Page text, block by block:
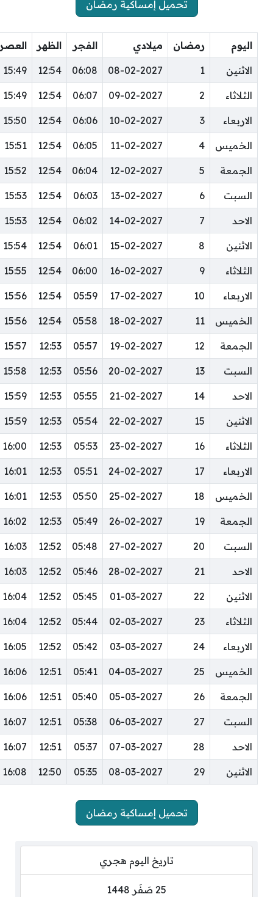
تحميل إمساكية رمضان
اليوم رمضان ميلادي الفجر الظهر العصر
الاثنين 1
08-02-2027
06:08
12:54
15:49
الثلاثاء 2
09-02-2027
06:07
12:54
15:49
الاربعاء 3
10-02-2027
06:06
12:54
15:50
الخميس 4
11-02-2027
06:05
12:54
15:51
الجمعة 5
12-02-2027
06:04
12:54
15:52
السبت 6
13-02-2027
06:03
12:54
15:53
الاحد 7
14-02-2027
06:02
12:54
15:53
الاثنين 8
15-02-2027
06:01
12:54
15:54
الثلاثاء 9
16-02-2027
06:00
12:54
15:55
الاربعاء 10
17-02-2027
05:59
12:54
15:56
الخميس 11
18-02-2027
05:58
12:54
15:56
الجمعة 12
19-02-2027
05:57
12:53
15:57
السبت 13
20-02-2027
05:56
12:53
15:58
الاحد 14
21-02-2027
05:55
12:53
15:59
الاثنين 15
22-02-2027
05:54
12:53
15:59
الثلاثاء 16
23-02-2027
05:53
12:53
16:00
الاربعاء 17
24-02-2027
05:51
12:53
16:01
الخميس 18
25-02-2027
05:50
12:53
16:01
الجمعة 19
26-02-2027
05:49
12:53
16:02
السبت 20
27-02-2027
05:48
12:52
16:03
الاحد 21
28-02-2027
05:46
12:52
16:03
الاثنين 22
01-03-2027
05:45
12:52
16:04
الثلاثاء 23
02-03-2027
05:44
12:52
16:04
الاربعاء 24
03-03-2027
05:42
12:52
16:05
الخميس 25
04-03-2027
05:41
12:51
16:06
الجمعة 26
05-03-2027
05:40
12:51
16:06
السبت 27
06-03-2027
05:38
12:51
16:07
الاحد 28
07-03-2027
05:37
12:51
16:07
الاثنين 29
08-03-2027
05:35
12:50
16:08
تحميل إمساكية رمضان
تاريخ اليوم هجري
25 صَفَر 1448